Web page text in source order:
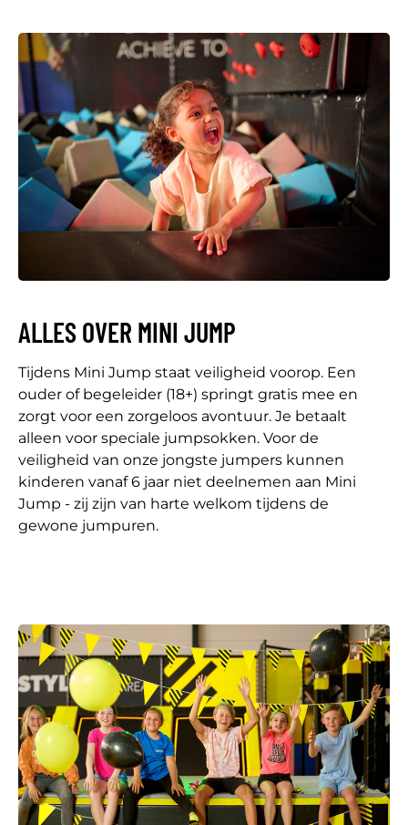
ALLES OVER MINI JUMP
Tijdens Mini Jump staat veiligheid voorop. Een
ouder of begeleider (18+) springt gratis mee en
zorgt voor een zorgeloos avontuur. Je betaalt
alleen voor speciale jumpsokken. Voor de
veiligheid van onze jongste jumpers kunnen
kinderen vanaf 6 jaar niet deelnemen aan Mini
Jump - zij zijn van harte welkom tijdens de
gewone jumpuren.